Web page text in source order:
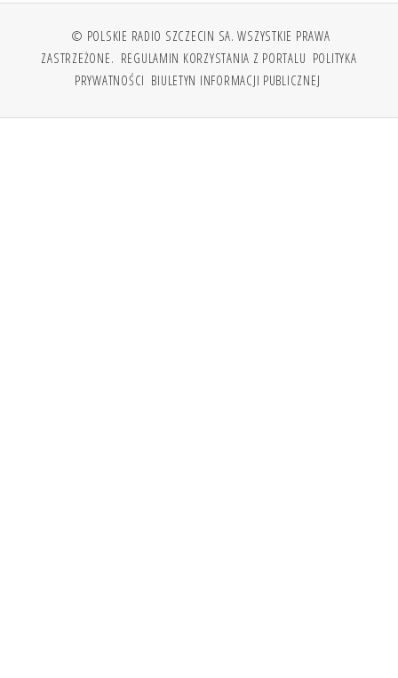
© POLSKIE RADIO SZCZECIN SA. WSZYSTKIE PRAWA
ZASTRZEŻONE. REGULAMIN KORZYSTANIA Z PORTALU POLITYKA
PRYWATNOŚCI BIULETYN INFORMACJI PUBLICZNEJ